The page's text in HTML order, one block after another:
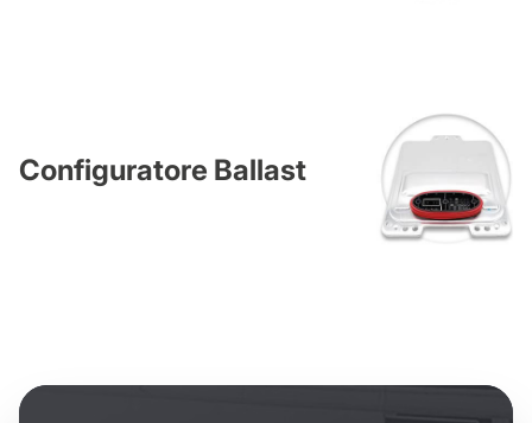
Configuratore Ballast